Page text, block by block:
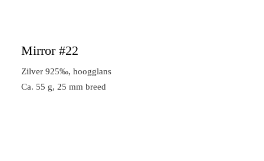
Mirror #22
Zilver 925‰, hoogglans
Ca. 55 g, 25 mm breed